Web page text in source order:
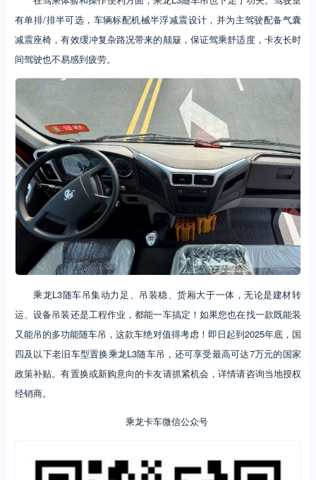
有单排/排半可选，车辆标配机械半浮减震设计，并为主驾驶配备气囊
减震座椅，有效缓冲复杂路况带来的颠簸，保证驾乘舒适度，卡友长时
间驾驶也不易感到疲劳。
乘龙L3随车吊集动力足、吊装稳、货厢大于一体，无论是建材转
运、设备吊装还是工程作业，都能一车搞定！如果您也在找一款既能装
又能吊的多功能随车吊，这款车绝对值得考虑！即日起到2025年底，国
四及以下老旧车型置换乘龙L3随车吊，还可享受最高可达7万元的国家
政策补贴。有置换或新购意向的卡友请抓紧机会，详情请咨询当地授权
经销商。
乘龙卡车微信公众号